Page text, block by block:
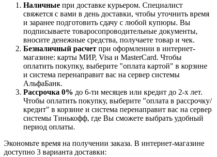
Наличные при доставке курьером. Специалист
свяжется с вами в день доставки, чтобы уточнить время
и заранее подготовить сдачу с любой купюры. Вы
подписываете товаросопроводительные документы,
вносите денежные средства, получаете товар и чек.
Безналичный расчет при оформлении в интернет-
магазине: карты МИР, Visa и MasterCard. Чтобы
оплатить покупку, выберите "оплата картой" в корзине
и система перенаправит вас на сервер системы
АльфаБанк.
Рассрочка 0% до 6-ти месяцев или кредит до 2-х лет.
Чтобы оплатить покупку, выберите "оплата в рассрочку/
кредит" в корзине и система перенаправит вас на сервер
системы Тинькофф, где Вы сможете выбрать удобный
период оплаты.
Экономьте время на получении заказа. В интернет-магазине
доступно 3 варианта доставки: